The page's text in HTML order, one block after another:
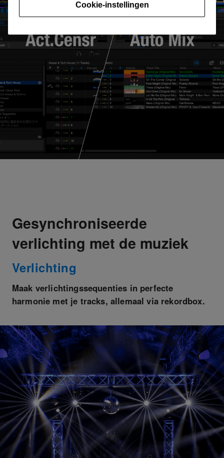
Gesynchroniseerde
verlichting met de muziek
Verlichting
Maak verlichtingssequenties in perfecte
harmonie met je tracks, allemaal via rekordbox.
Cookie-instellingen